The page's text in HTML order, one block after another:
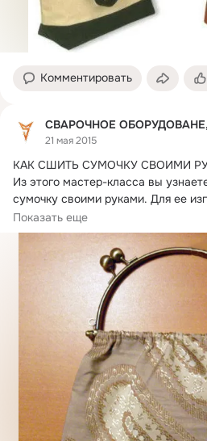
Комментировать
СВАРОЧНОЕ ОБОРУДОВАНЕ,
21 мая 2015
КАК СШИТЬ СУМОЧКУ СВОИМИ
Из этого мастер-класса вы
сумочку своими руками. Для ее
следующие материалы и
Показать еще